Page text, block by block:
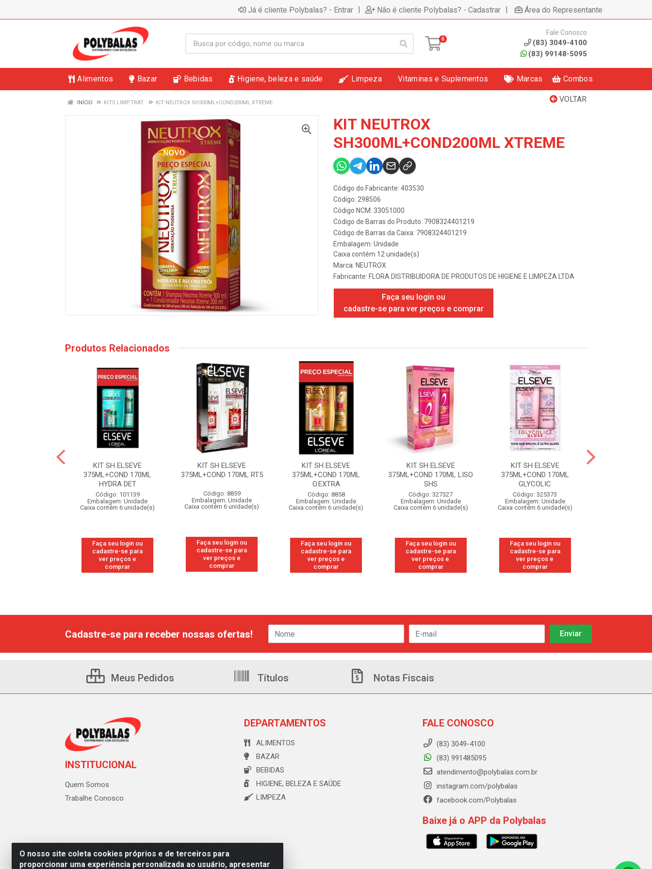
Já é cliente Polybalas? - Entrar | Não é cliente Polybalas? - Cadastrar | Área do Representante
0
Fale Conosco
(83) 3049-4100
(83) 99148-5095
Alimentos Bazar Bebidas Higiene, beleza e saúde Limpeza Vitaminas e Suplementos Marcas Combos
VOLTAR
INÍCIO KITS LIMP.TRAT. KIT NEUTROX SH300ML+COND200ML XTREME
KIT NEUTROX
SH300ML+COND200ML XTREME
Código do Fabricante: 403530
Código: 298506
Código NCM: 33051000
Código de Barras do Produto: 7908324401219
Código de Barras da Caixa: 7908324401219
Embalagem: Unidade
Caixa contém 12 unidade(s)
Marca: NEUTROX
Fabricante: FLORA DISTRIBUIDORA DE PRODUTOS DE HIGIENE E LIMPEZA LTDA
Faça seu login ou
cadastre-se para ver preços e comprar
Produtos Relacionados
KIT SH ELSEVE
375ML+COND 170ML
HYDRA DET
Código: 101139
Embalagem: Unidade
Caixa contém 6 unidade(s)
Faça seu login ou
cadastre-se para
ver preços e
comprar
KIT SH ELSEVE
375ML+COND 170ML RT5
Código: 8859
Embalagem: Unidade
Caixa contém 6 unidade(s)
Faça seu login ou
cadastre-se para
ver preços e
comprar
KIT SH ELSEVE
375ML+COND 170ML
O.EXTRA
Código: 8858
Embalagem: Unidade
Caixa contém 6 unidade(s)
Faça seu login ou
cadastre-se para
ver preços e
comprar
KIT SH ELSEVE
375ML+COND 170ML LISO
SHS
Código: 327327
Embalagem: Unidade
Caixa contém 6 unidade(s)
Faça seu login ou
cadastre-se para
ver preços e
comprar
KIT SH ELSEVE
375ML+COND 170ML
GLYCOLIC
Código: 325373
Embalagem: Unidade
Caixa contém 6 unidade(s)
Faça seu login ou
cadastre-se para
ver preços e
comprar
O nosso site coleta cookies próprios e de terceiros para
proporcionar uma experiência personalizada ao usuário, apresentar
Cadastre-se para receber nossas ofertas!
Meus Pedidos Títulos Notas Fiscais
INSTITUCIONAL
Quem Somos
Trabalhe Conosco
DEPARTAMENTOS
ALIMENTOS
BAZAR
BEBIDAS
HIGIENE, BELEZA E SAÚDE
LIMPEZA
FALE CONOSCO
(83) 3049-4100
(83) 991485095
atendimento@polybalas.com.br
instagram.com/polybalas
facebook.com/Polybalas
Baixe já o APP da Polybalas